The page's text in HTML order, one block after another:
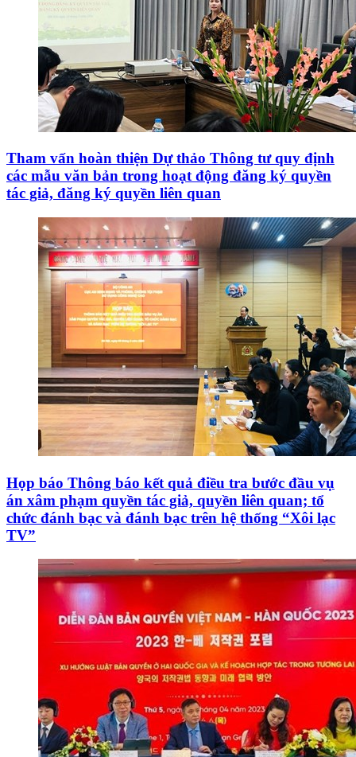
Tham vấn hoàn thiện Dự thảo Thông tư quy định
các mẫu văn bản trong hoạt động đăng ký quyền
tác giả, đăng ký quyền liên quan
Họp báo Thông báo kết quả điều tra bước đầu vụ
án xâm phạm quyền tác giả, quyền liên quan; tổ
chức đánh bạc và đánh bạc trên hệ thống “Xôi lạc
TV”